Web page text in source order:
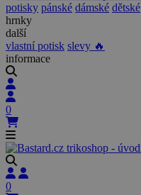
potisky pánské dámské dětské
hrnky
další
vlastní potisk slevy 🔥
informace
0
0